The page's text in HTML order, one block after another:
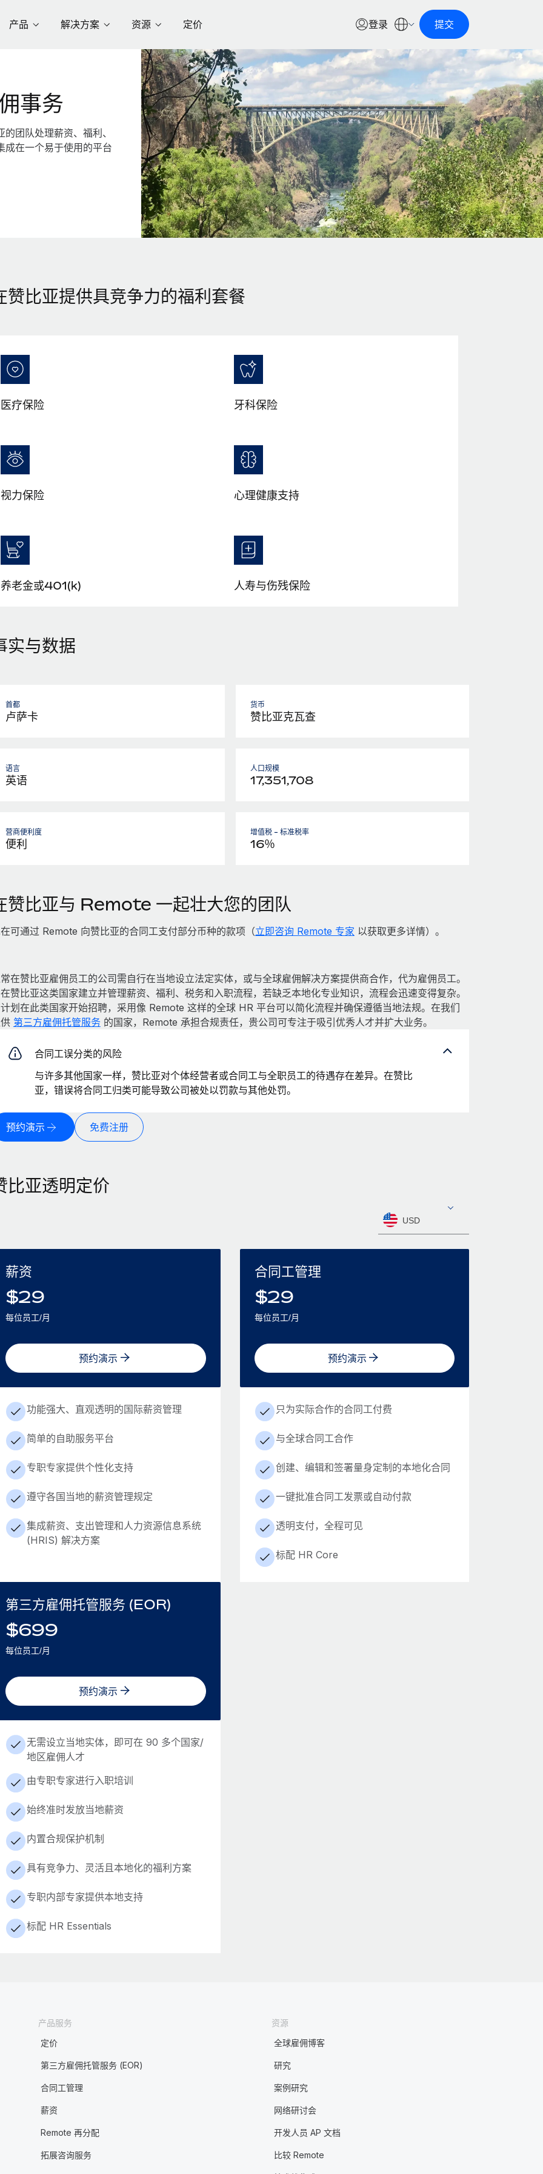
产品 解决方案 资源 定价 登录 提交
事务
团队处理薪资、福利、
成在一个易于使用的平台
赞比亚提供具竞争力的福利套餐
医疗保险 牙科保险
视力保险 心理健康支持
养老金或401(k) 人寿与伤残保险
实与数据
首都
卢萨卡
货币
赞比亚克瓦查
语言
英语
人口规模
17,351,708
营商便利度
便利
增值税 - 标准税率
16％
赞比亚与 Remote 一起壮大您的团队
可通过 Remote 向赞比亚的合同工支付部分币种的款项（立即咨询 Remote 专家 以获取更多详情）。
在赞比亚雇佣员工的公司需自行在当地设立法定实体，或与全球雇佣解决方案提供商合作，代为雇佣员工。
赞比亚这类国家建立并管理薪资、福利、税务和入职流程，若缺乏本地化专业知识，流程会迅速变得复杂。
划在此类国家开始招聘，采用像 Remote 这样的全球 HR 平台可以简化流程并确保遵循当地法规。在我们
第三方雇佣托管服务的国家，Remote 承担合规责任，贵公司可专注于吸引优秀人才并扩大业务。
合同工误分类的风险
与许多其他国家一样，赞比亚对个体经营者或合同工与全职员工的待遇存在差异。在赞比
亚，错误将合同工归类可能导致公司被处以罚款与其他处罚。
预约演示 免费注册
比亚透明定价
USD
薪资
$29
每位员工/月
预约演示
功能强大、直观透明的国际薪资管理
简单的自助服务平台
专职专家提供个性化支持
遵守各国当地的薪资管理规定
集成薪资、支出管理和人力资源信息系统
(HRIS) 解决方案
合同工管理
$29
每位员工/月
预约演示
只为实际合作的合同工付费
与全球合同工合作
创建、编辑和签署量身定制的本地化合同
一键批准合同工发票或自动付款
透明支付，全程可见
标配 HR Core
第三方雇佣托管服务 (EOR)
$699
每位员工/月
预约演示
无需设立当地实体，即可在 90 多个国家/
地区雇佣人才
由专职专家进行入职培训
始终准时发放当地薪资
内置合规保护机制
具有竞争力、灵活且本地化的福利方案
专职内部专家提供本地支持
标配 HR Essentials
产品服务
定价
第三方雇佣托管服务 (EOR)
合同工管理
薪资
Remote 再分配
拓展咨询服务
资源
全球雇佣博客
研究
案例研究
网络研讨会
开发人员 AP 文档
比较 Remote